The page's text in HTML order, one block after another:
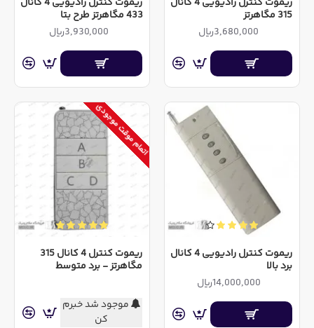
315 مگاهرتز
3,680,000ریال
433 مگاهرتز طرح بتا
3,930,000ریال
ریموت کنترل رادیویی 4 کانال
برد بالا
14,000,000ریال
اتمام موقت موجودی
ریموت کنترل 4 کانال 315
مگاهرتز - برد متوسط
موجود شد خبرم
کن